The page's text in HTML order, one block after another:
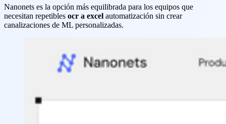
Nanonets es la opción más equilibrada para los equipos que
necesitan repetibles ocr a excelautomatización sin crear
canalizaciones de ML personalizadas.